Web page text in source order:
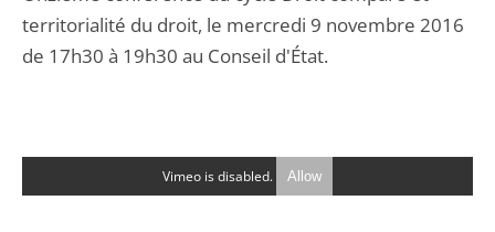
territorialité du droit, le mercredi 9 novembre 2016
de 17h30 à 19h30 au Conseil d'État.
Vimeo is disabled. Allow